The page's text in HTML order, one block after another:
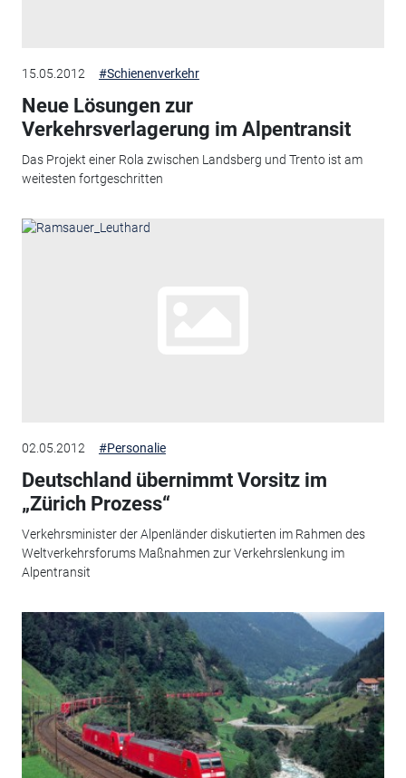
15.05.2012 #Schienenverkehr
Neue Lösungen zur
Verkehrsverlagerung im Alpentransit
Das Projekt einer Rola zwischen Landsberg und Trento ist am
weitesten fortgeschritten
02.05.2012 #Personalie
Deutschland übernimmt Vorsitz im
„Zürich Prozess“
Verkehrsminister der Alpenländer diskutierten im Rahmen des
Weltverkehrsforums Maßnahmen zur Verkehrslenkung im
Alpentransit